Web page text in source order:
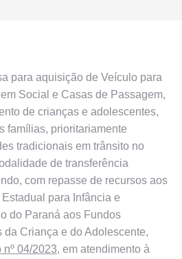
para aquisição de Veículo para
Social e Casas de Passagem,
de crianças e adolescentes,
famílias, prioritariamente
tradicionais em trânsito no
de transferência
com repasse de recursos aos
para Infância e
do Paraná aos Fundos
da Criança e do Adolescente,
nº 04/2023, em atendimento à